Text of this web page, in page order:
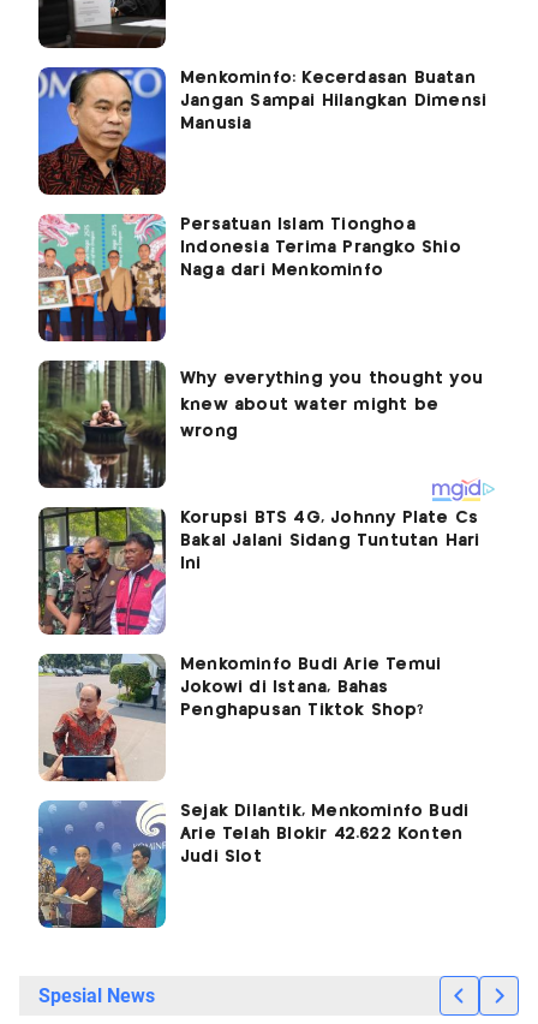
Menkominfo: Kecerdasan Buatan
Jangan Sampai Hilangkan Dimensi
Manusia
Persatuan Islam Tionghoa
Indonesia Terima Prangko Shio
Naga dari Menkominfo
Korupsi BTS 4G, Johnny Plate Cs
Bakal Jalani Sidang Tuntutan Hari
Ini
Menkominfo Budi Arie Temui
Jokowi di Istana, Bahas
Penghapusan Tiktok Shop?
Sejak Dilantik, Menkominfo Budi
Arie Telah Blokir 42.622 Konten
Judi Slot